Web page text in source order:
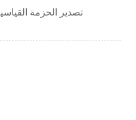
تصدير الحزمة